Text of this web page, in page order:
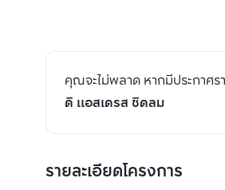
คุณจะไม่พลาด หากมีประกาศร
ดิ แอสเดรส ชิดลม
รายละเอียดโครงการ